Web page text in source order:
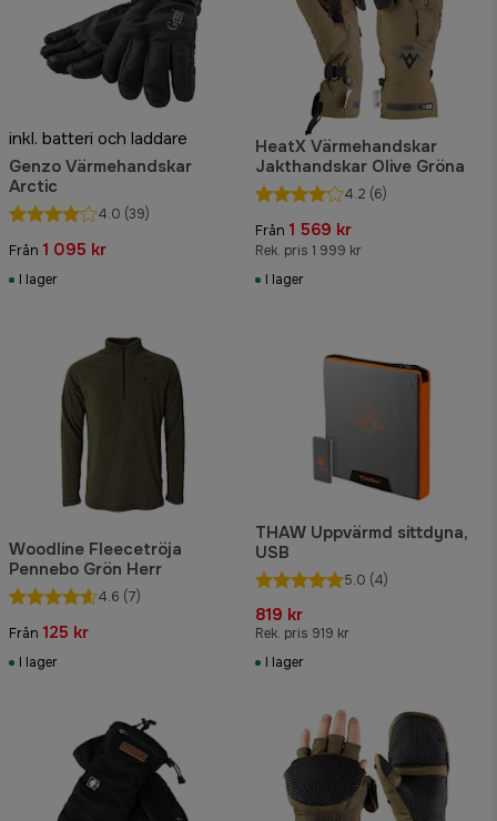
inkl. batteri och laddare
Genzo Värmehandskar
Arctic
4.0 (39)
Från 1 095 kr
I lager
HeatX Värmehandskar
Jakthandskar Olive Gröna
4.2 (6)
Från 1 569 kr
Rek. pris 1 999 kr
I lager
Woodline Fleecetröja
Pennebo Grön Herr
4.6 (7)
Från 125 kr
I lager
THAW Uppvärmd sittdyna,
USB
5.0 (4)
819 kr
Rek. pris 919 kr
I lager